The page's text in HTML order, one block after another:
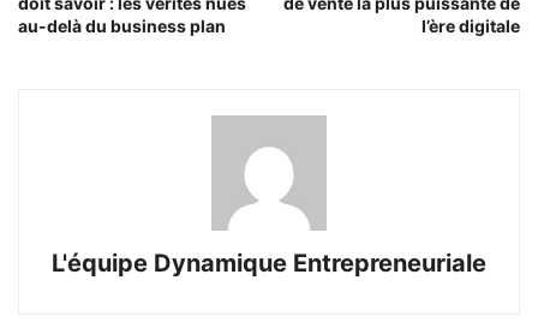
au-delà du business plan
l’ère digitale
L'équipe Dynamique Entrepreneuriale